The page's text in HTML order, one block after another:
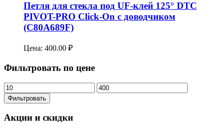
Петля для стекла под UF-клей 125° DTC
PIVOT-PRO Click-On с доводчиком
(C80A689F)
Цена: 400.00 ₽
Фильтровать по цене
Фильтровать
Акции и скидки